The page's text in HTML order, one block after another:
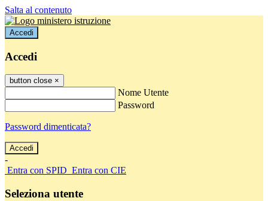
Salta al contenuto
Accedi
Accedi
button close ×
Nome Utente
Password
Password dimenticata?
-
Entra con SPID Entra con CIE
Seleziona utente